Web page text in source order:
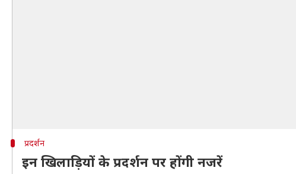
प्रदर्शन
इन खिलाड़ियों के प्रदर्शन पर होंगी नजरें